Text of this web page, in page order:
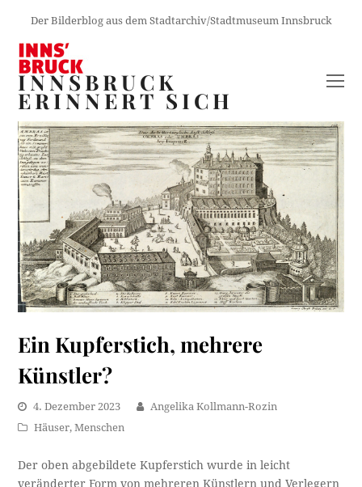
Der Bilderblog aus dem Stadtarchiv/Stadtmuseum Innsbruck
INNSBRUCK
ERINNERT SICH
Ein Kupferstich, mehrere
Künstler?
4. Dezember 2023
Angelika Kollmann-Rozin
Häuser,Menschen
Der oben abgebildete Kupferstich wurde in leicht
veränderter Form von mehreren Künstlern und Verlegern